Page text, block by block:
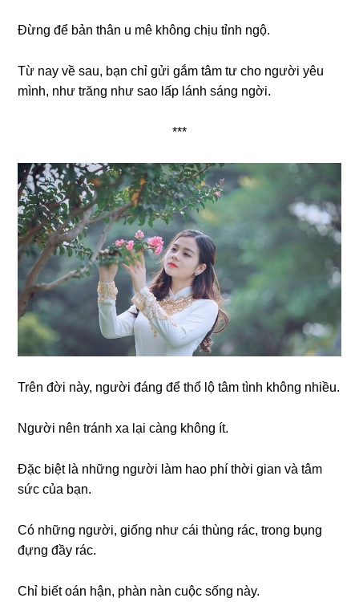
Đừng để bản thân u mê không chịu tỉnh ngộ.
Từ nay về sau, bạn chỉ gửi gắm tâm tư cho người yêu
mình, như trăng như sao lấp lánh sáng ngời.
***
Trên đời này, người đáng để thổ lộ tâm tình không nhiều.
Người nên tránh xa lại càng không ít.
Đặc biệt là những người làm hao phí thời gian và tâm
sức của bạn.
Có những người, giống như cái thùng rác, trong bụng
đựng đầy rác.
Chỉ biết oán hận, phàn nàn cuộc sống này.